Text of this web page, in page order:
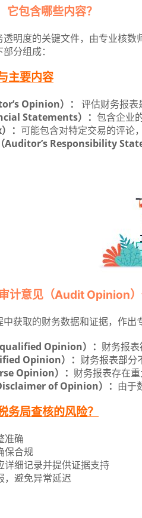
它包含哪些内容？
明度的关键文件，由专业核
分组成：
主要内容
Opinion）：
评估财务报表
Statements）： 包含企业
： 可能包含对特定交易的评论
Auditor’s Responsibility
计意见（Audit Opinion）
获取的财务数据和证据，作出
Opinion）： 财务报表
Opinion）： 财务报表部分
Opinion）： 财务报表存在重
of Opinion）： 由于
务局查核的风险？
准确
保合规
详细记录并提供证据支持
，避免异常延迟